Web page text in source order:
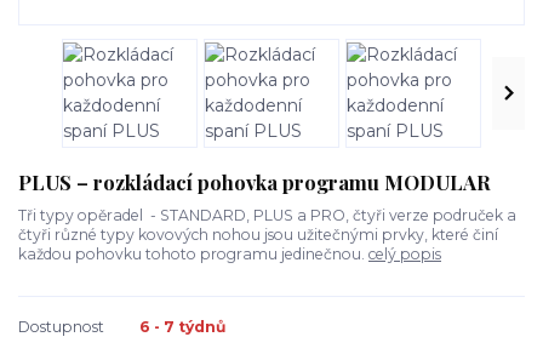
PLUS – rozkládací pohovka programu MODULAR
Tři typy opěradel - STANDARD, PLUS a PRO, čtyři verze područek a
čtyři různé typy kovových nohou jsou užitečnými prvky, které činí
každou pohovku tohoto programu jedinečnou. celý popis
Dostupnost
6 - 7 týdnů